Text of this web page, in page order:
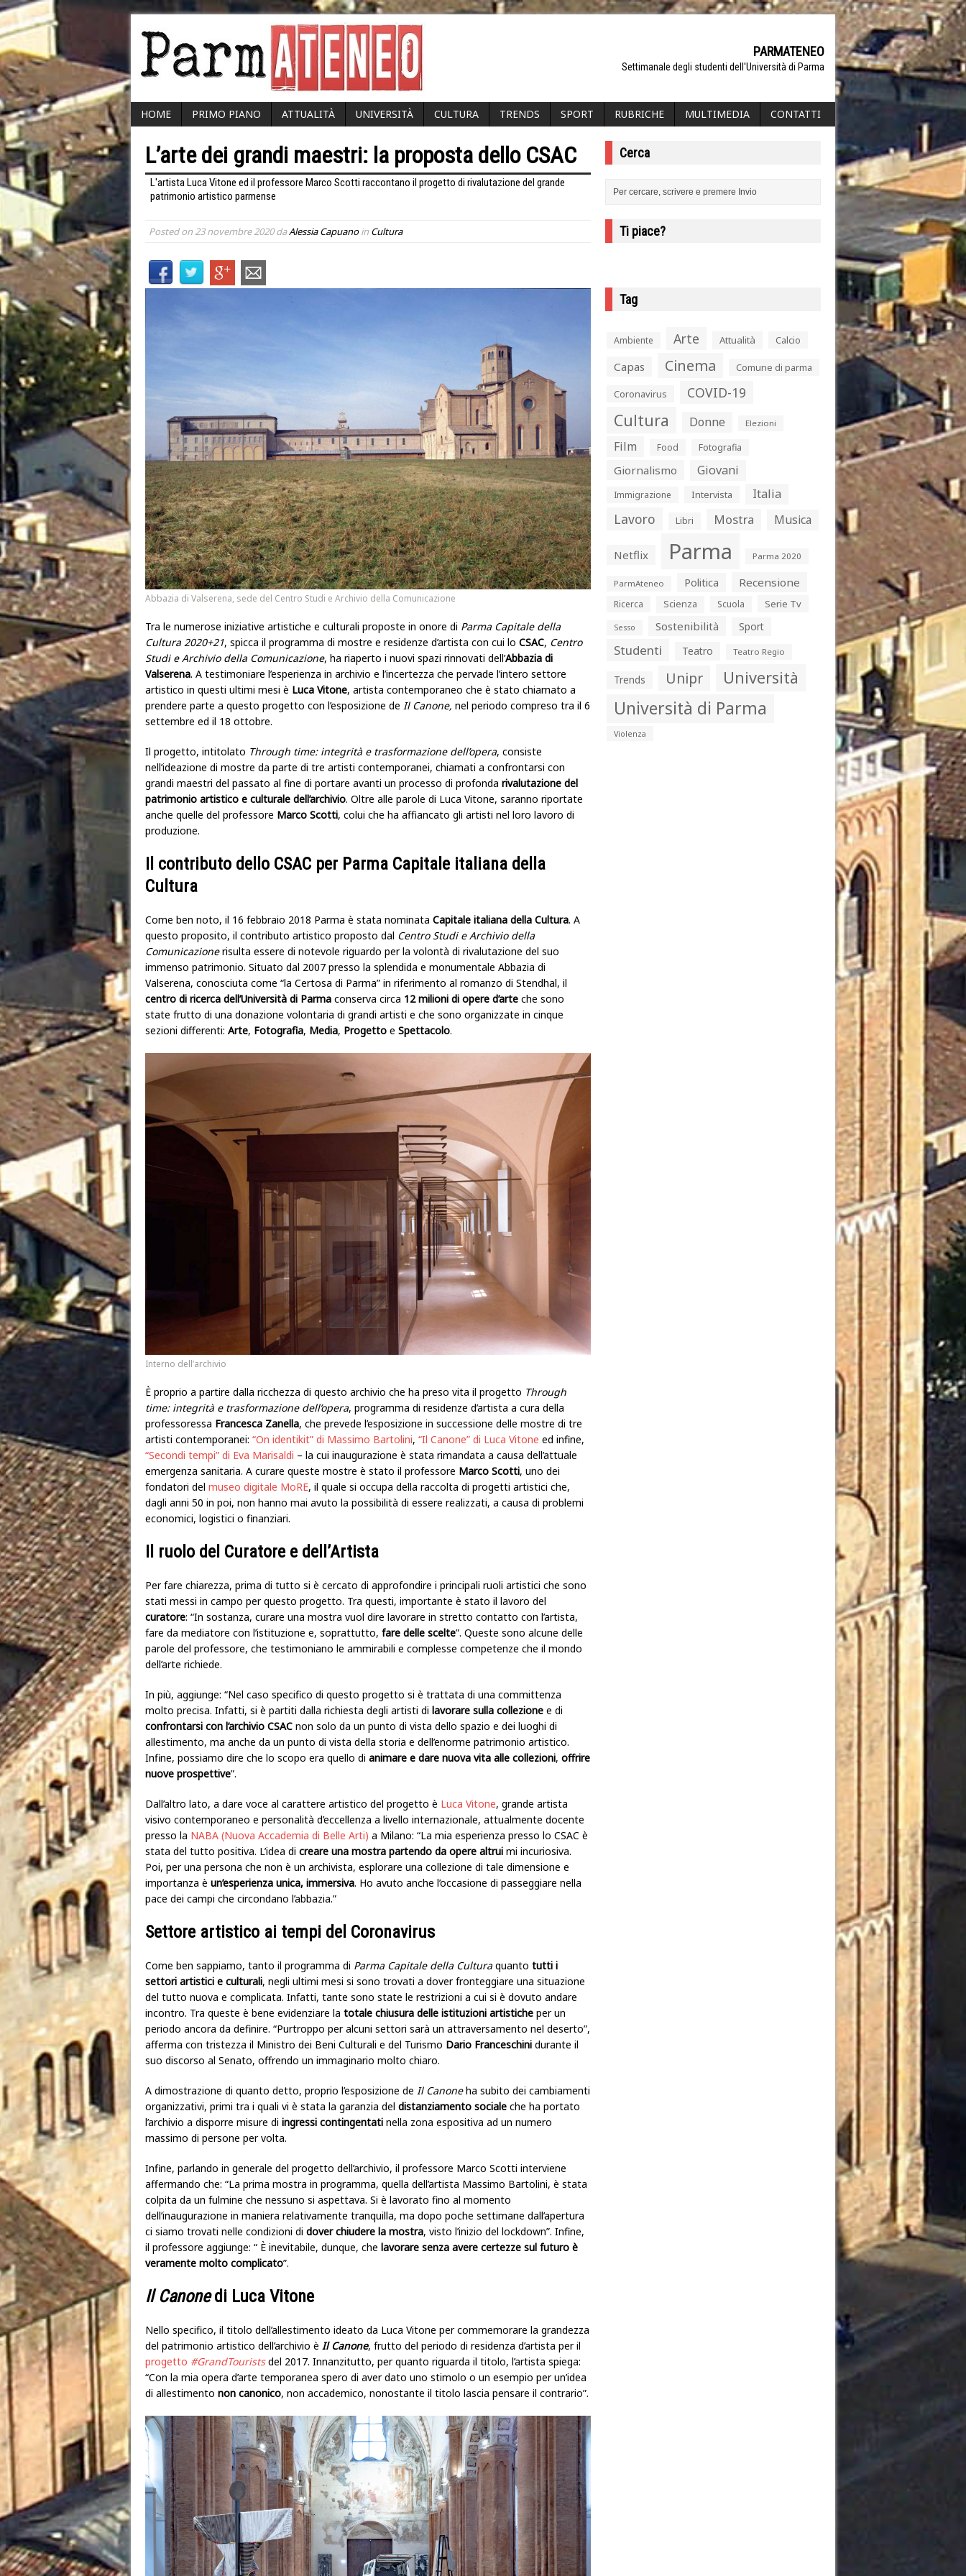
PARMATENEO
Settimanale degli studenti dell'Università di Parma
HOME PRIMO PIANO ATTUALITÀ UNIVERSITÀ CULTURA TRENDS SPORT RUBRICHE MULTIMEDIA CONTATTI
L’arte dei grandi maestri: la proposta dello CSAC
L'artista Luca Vitone ed il professore Marco Scotti raccontano il progetto di rivalutazione del grande
patrimonio artistico parmense
Posted on 23 novembre 2020daAlessia Capuanoin Cultura
Abbazia di Valserena, sede del Centro Studi e Archivio della Comunicazione
Tra le numerose iniziative artistiche e culturali proposte in onore di Parma Capitale della
Cultura 2020+21, spicca il programma di mostre e residenze d’artista con cui lo CSAC, Centro
Studi e Archivio della Comunicazione, ha riaperto i nuovi spazi rinnovati dell’Abbazia di
Valserena. A testimoniare l’esperienza in archivio e l’incertezza che pervade l’intero settore
artistico in questi ultimi mesi è Luca Vitone, artista contemporaneo che è stato chiamato a
prendere parte a questo progetto con l’esposizione de Il Canone, nel periodo compreso tra il 6
settembre ed il 18 ottobre.
Il progetto, intitolato Through time: integrità e trasformazione dell’opera, consiste
nell’ideazione di mostre da parte di tre artisti contemporanei, chiamati a confrontarsi con
grandi maestri del passato al fine di portare avanti un processo di profonda rivalutazione del
patrimonio artistico e culturale dell’archivio. Oltre alle parole di Luca Vitone, saranno riportate
anche quelle del professore Marco Scotti, colui che ha affiancato gli artisti nel loro lavoro di
produzione.
Il contributo dello CSAC per Parma Capitale italiana della
Cultura
Come ben noto, il 16 febbraio 2018 Parma è stata nominata Capitale italiana della Cultura. A
questo proposito, il contributo artistico proposto dal Centro Studi e Archivio della
Comunicazionerisulta essere di notevole riguardo per la volontà di rivalutazione del suo
immenso patrimonio. Situato dal 2007 presso la splendida e monumentale Abbazia di
Valserena, conosciuta come “la Certosa di Parma” in riferimento al romanzo di Stendhal, il
centro di ricerca dell’Università di Parma conserva circa 12 milioni di opere d’arte che sono
state frutto di una donazione volontaria di grandi artisti e che sono organizzate in cinque
sezioni differenti: Arte, Fotografia, Media, Progetto e Spettacolo.
Interno dell’archivio
È proprio a partire dalla ricchezza di questo archivio che ha preso vita il progetto Through
time: integrità e trasformazione dell’opera, programma di residenze d’artista a cura della
professoressa Francesca Zanella, che prevede l’esposizione in successione delle mostre di tre
artisti contemporanei: “On identikit” di Massimo Bartolini, “Il Canone” di Luca Vitone ed infine,
“Secondi tempi” di Eva Marisaldi – la cui inaugurazione è stata rimandata a causa dell’attuale
emergenza sanitaria. A curare queste mostre è stato il professore Marco Scotti, uno dei
fondatori del museo digitale MoRE, il quale si occupa della raccolta di progetti artistici che,
dagli anni 50 in poi, non hanno mai avuto la possibilità di essere realizzati, a causa di problemi
economici, logistici o finanziari.
Il ruolo del Curatore e dell’Artista
Per fare chiarezza, prima di tutto si è cercato di approfondire i principali ruoli artistici che sono
stati messi in campo per questo progetto. Tra questi, importante è stato il lavoro del
curatore: “In sostanza, curare una mostra vuol dire lavorare in stretto contatto con l’artista,
fare da mediatore con l’istituzione e, soprattutto, fare delle scelte”. Queste sono alcune delle
parole del professore, che testimoniano le ammirabili e complesse competenze che il mondo
dell’arte richiede.
In più, aggiunge: “Nel caso specifico di questo progetto si è trattata di una committenza
molto precisa. Infatti, si è partiti dalla richiesta degli artisti di lavorare sulla collezione e di
confrontarsi con l’archivio CSAC non solo da un punto di vista dello spazio e dei luoghi di
allestimento, ma anche da un punto di vista della storia e dell’enorme patrimonio artistico.
Infine, possiamo dire che lo scopo era quello di animare e dare nuova vita alle collezioni, offrire
nuove prospettive”.
Dall’altro lato, a dare voce al carattere artistico del progetto è Luca Vitone, grande artista
visivo contemporaneo e personalità d’eccellenza a livello internazionale, attualmente docente
presso la NABA (Nuova Accademia di Belle Arti) a Milano: “La mia esperienza presso lo CSAC è
stata del tutto positiva. L’idea di creare una mostra partendo da opere altrui mi incuriosiva.
Poi, per una persona che non è un archivista, esplorare una collezione di tale dimensione e
importanza è un’esperienza unica, immersiva. Ho avuto anche l’occasione di passeggiare nella
pace dei campi che circondano l’abbazia.”
Settore artistico ai tempi del Coronavirus
Come ben sappiamo, tanto il programma di Parma Capitale della Cultura quanto tutti i
settori artistici e culturali, negli ultimi mesi si sono trovati a dover fronteggiare una situazione
del tutto nuova e complicata. Infatti, tante sono state le restrizioni a cui si è dovuto andare
incontro. Tra queste è bene evidenziare la totale chiusura delle istituzioni artistiche per un
periodo ancora da definire. “Purtroppo per alcuni settori sarà un attraversamento nel deserto”,
afferma con tristezza il Ministro dei Beni Culturali e del Turismo Dario Franceschini durante il
suo discorso al Senato, offrendo un immaginario molto chiaro.
A dimostrazione di quanto detto, proprio l’esposizione de Il Canoneha subito dei cambiamenti
organizzativi, primi tra i quali vi è stata la garanzia del distanziamento sociale che ha portato
l’archivio a disporre misure di ingressi contingentati nella zona espositiva ad un numero
massimo di persone per volta.
Infine, parlando in generale del progetto dell’archivio, il professore Marco Scotti interviene
affermando che: “La prima mostra in programma, quella dell’artista Massimo Bartolini, è stata
colpita da un fulmine che nessuno si aspettava. Si è lavorato fino al momento
dell’inaugurazione in maniera relativamente tranquilla, ma dopo poche settimane dall’apertura
ci siamo trovati nelle condizioni di dover chiudere la mostra, visto l’inizio del lockdown”. Infine,
il professore aggiunge: “ È inevitabile, dunque, che lavorare senza avere certezze sul futuro è
veramente molto complicato”.
Il Canonedi Luca Vitone
Nello specifico, il titolo dell’allestimento ideato da Luca Vitone per commemorare la grandezza
del patrimonio artistico dell’archivio è Il Canone, frutto del periodo di residenza d’artista per il
progetto #GrandTouristsdel 2017. Innanzitutto, per quanto riguarda il titolo, l’artista spiega:
“Con la mia opera d’arte temporanea spero di aver dato uno stimolo o un esempio per un’idea
di allestimento non canonico, non accademico, nonostante il titolo lascia pensare il contrario”.
Cerca
Ti piace?
Tag
Ambiente Arte Attualità Calcio
Capas Cinema Comune di parma
Coronavirus COVID-19
Cultura Donne Elezioni
Film Food Fotografia
Giornalismo Giovani
Immigrazione Intervista Italia
Lavoro Libri Mostra Musica
Netflix Parma Parma 2020
ParmAteneo Politica Recensione
Ricerca Scienza Scuola Serie Tv
Sesso Sostenibilità Sport
Studenti Teatro Teatro Regio
Trends Unipr Università
Università di Parma
Violenza